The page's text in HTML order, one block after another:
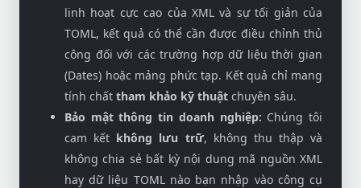
linh hoạt cực cao của XML và sự tối giản của
TOML, kết quả có thể cần được điều chỉnh thủ
công đối với các trường hợp dữ liệu thời gian
(Dates) hoặc mảng phức tạp. Kết quả chỉ mang
tính chất tham khảo kỹ thuật chuyên sâu.
Bảo mật thông tin doanh nghiệp: Chúng tôi
cam kết không lưu trữ, không thu thập và
không chia sẻ bất kỳ nội dung mã nguồn XML
hay dữ liệu TOML nào bạn nhập vào công cụ